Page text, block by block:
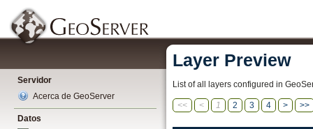
Servidor
Acerca de GeoServer
Datos
Layer Preview
List of all layers configured in
<< < 1 2 3 4 > >>